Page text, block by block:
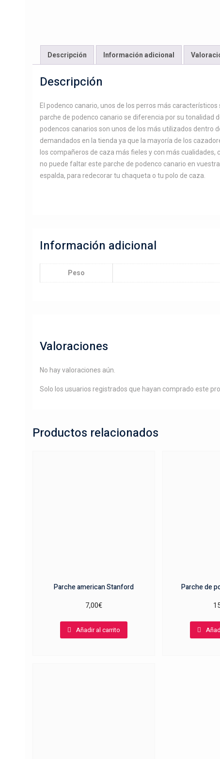
Descripción Información adicional
Descripción
El podenco canario, unos de los perros más
parche de podenco canario se diferencia por su tonalidad
podencos canarios son unos de los más utilizados dentro
demandados en la tienda ya que la mayoría de los
los compañeros de caza más fieles y con más
no puede faltar este parche de podenco canario en
espalda, para redecorar tu chaqueta o tu polo de caza.
Información adicional
Peso
Valoraciones
No hay valoraciones aún.
Solo los usuarios registrados que hayan comprado este
Productos relacionados
Parche american Stanford
7,00€
Añadir al carrito
Parche de